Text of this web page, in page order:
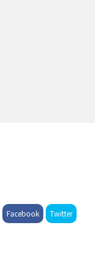
Facebook Twitter